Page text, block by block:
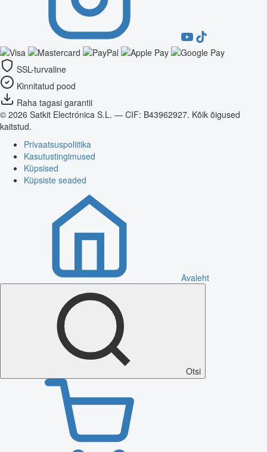
SSL-turvaline
Kinnitatud pood
Raha tagasi garantii
© 2026 Satkit Electrónica S.L. — CIF: B43962927. Kõik õigused
kaitstud.
Privaatsuspoliitika
Kasutustingimused
Küpsised
Küpsiste seaded
Avaleht
Otsi